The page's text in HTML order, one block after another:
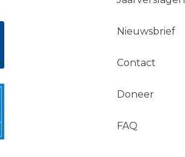
Nieuwsbrief
Contact
Doneer
FAQ